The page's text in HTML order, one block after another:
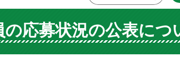
応募状況の公表につ